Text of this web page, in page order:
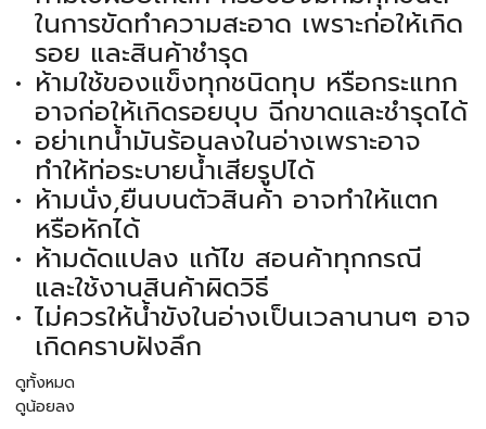
ในการขัดทำความสะอาด เพราะก่อให้เกิด
รอย และสินค้าชำรุด
ห้ามใช้ของแข็งทุกชนิดทุบ หรือกระแทก
อาจก่อให้เกิดรอยบุบ ฉีกขาดและชำรุดได้
อย่าเทน้ำมันร้อนลงในอ่างเพราะอาจ
ทำให้ท่อระบายน้ำเสียรูปได้
ห้ามนั่ง,ยืนบนตัวสินค้า อาจทำให้แตก
หรือหักได้
ห้ามดัดแปลง แก้ไข สอนค้าทุกกรณี
และใช้งานสินค้าผิดวิธี
ไม่ควรให้น้ำขังในอ่างเป็นเวลานานๆ อาจ
เกิดคราบฝังลึก
ดูทั้งหมด
ดูน้อยลง